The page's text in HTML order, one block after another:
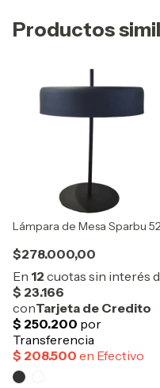
Productos
Lámpara de Mesa Sparbu
$278.000,00